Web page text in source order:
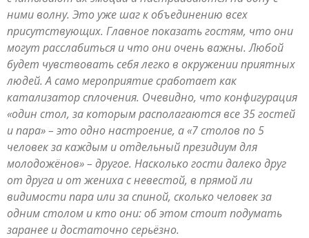
ними волну. Это уже шаг к объединению всех
присутствующих. Главное показать гостям, что они
могут расслабиться и что они очень важны. Любой
будет чувствовать себя легко в окружении приятных
людей. А само мероприятие сработает как
катализатор сплочения. Очевидно, что конфигурация
«один стол, за которым располагаются все 35 гостей
и пара» – это одно настроение, а «7 столов по 5
человек за каждым и отдельный президиум для
молодожёнов» – другое. Насколько гости далеко друг
от друга и от жениха с невестой, в прямой ли
видимости пара или за спиной, сколько человек за
одним столом и кто они: об этом стоит подумать
заранее и достаточно серьёзно.